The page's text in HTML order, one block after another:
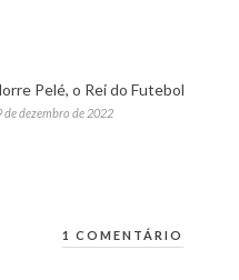
Pelé, o Rei do Futebol
de dezembro de 2022
1 COMENTÁRIO